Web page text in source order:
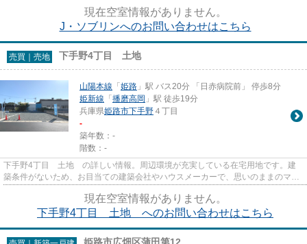
現在空室情報がありません。
J・ソブリンへのお問い合わせはこちら
売買｜売地 下手野4丁目 土地
山陽本線 「姫路 」駅 バス20分 「日赤病院前」 停歩8分
姫新線 「播磨高岡 」駅 徒歩19分
兵庫県姫路市下手野 ４丁目
-
築年数：-
階数：-
下手野4丁目 土地 の詳しい情報。周辺環境が充実している在宅用地です。建
築条件がないため、お目当ての建築会社やハウスメーカーで、思いのままのマイ
ホームを建てることが可能です...
現在空室情報がありません。
下手野4丁目 土地 へのお問い合わせはこちら
姫路市広畑区蒲田第12